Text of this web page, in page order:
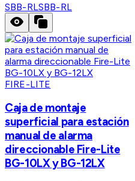
SBB-RLSBB-RL
FIRE-LITE
Caja de montaje
superficial para estación
manual de alarma
direccionable Fire-Lite
BG-10LX y BG-12LX